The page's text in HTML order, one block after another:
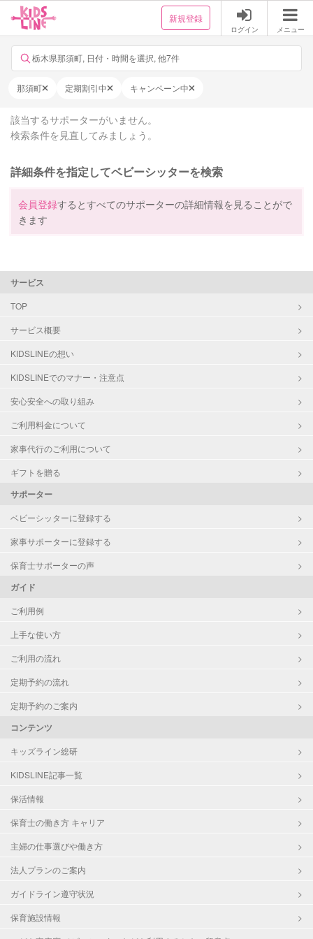
新規登録
ログイン メニュー
栃木県那須町, 日付・時間を選択, 他7件
那須町 定期割引中 キャンペーン中
該当するサポーターがいません。
検索条件を見直してみましょう。
詳細条件を指定してベビーシッターを検索
会員登録するとすべてのサポーターの詳細情報を見ることがで
きます
サービス
TOP
サービス概要
KIDSLINEの想い
KIDSLINEでのマナー・注意点
安心安全への取り組み
ご利用料金について
家事代行のご利用について
ギフトを贈る
サポーター
ベビーシッターに登録する
家事サポーターに登録する
保育士サポーターの声
ガイド
ご利用例
上手な使い方
ご利用の流れ
定期予約の流れ
定期予約のご案内
コンテンツ
キッズライン総研
KIDSLINE記事一覧
保活情報
保育士の働き方 キャリア
主婦の仕事選びや働き方
法人プランのご案内
ガイドライン遵守状況
保育施設情報